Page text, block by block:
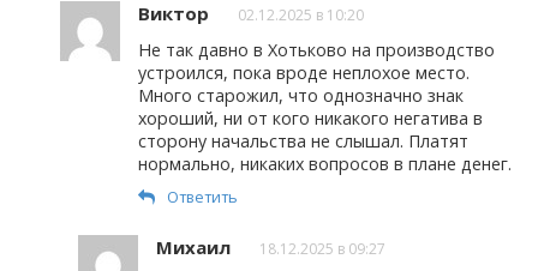
Виктор 02.12.2025 в 10:20
Не так давно в Хотьково на производство
устроился, пока вроде неплохое место.
Много старожил, что однозначно знак
хороший, ни от кого никакого негатива в
сторону начальства не слышал. Платят
нормально, никаких вопросов в плане денег.
Ответить
Михаил 18.12.2025 в 09:27